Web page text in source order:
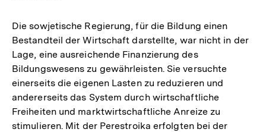
Die sowjetische Regierung, für die Bildung einen
Bestandteil der Wirtschaft darstellte, war nicht in der
Lage, eine ausreichende Finanzierung des
Bildungswesens zu gewährleisten. Sie versuchte
einerseits die eigenen Lasten zu reduzieren und
andererseits das System durch wirtschaftliche
Freiheiten und marktwirtschaftliche Anreize zu
stimulieren. Mit der Perestroika erfolgten bei der